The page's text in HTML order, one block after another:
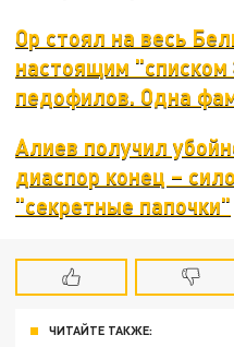
Ор стоял на весь
настоящим
педофилов. Одна
Алиев получил
диаспор конец –
"секретные папочки"
ЧИТАЙТЕ ТАКЖЕ: